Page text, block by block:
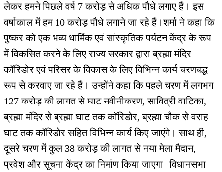
लेकर हमने पिछले वर्ष 7 करोड़ से अधिक पौधे लगाए हैं। इस
वर्षाकाल में हम 10 करोड़ पौधे लगाने जा रहे हैं।शर्मा ने कहा कि
पुष्कर को एक भव्य धार्मिक एवं सांस्कृतिक पर्यटन केंद्र के रूप
में विकसित करने के लिए राज्य सरकार द्वारा ब्रह्मा मंदिर
कॉरिडोर एवं परिसर के विकास के लिए विभिन्न कार्य चरणबद्ध
रूप से करवाए जा रहे हैं। उन्होंने कहा कि पहले चरण में लगभग
127 करोड़ की लागत से घाट नवीनीकरण, सावित्री वाटिका,
ब्रह्मा मंदिर से ब्रह्मा घाट तक कॉरिडोर, ब्रह्मा चौक से वराह
घाट तक कॉरिडोर सहित विभिन्न कार्य किए जाएंगे। साथ ही,
दूसरे चरण में कुल 38 करोड़ की लागत से नया मेला मैदान,
प्रवेश और सूचना केंद्र का निर्माण किया जाएगा।विधानसभा